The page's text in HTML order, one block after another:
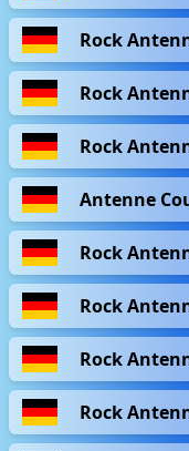
Rock
Rock
Rock
Antenne
Rock
Rock
Rock
Rock